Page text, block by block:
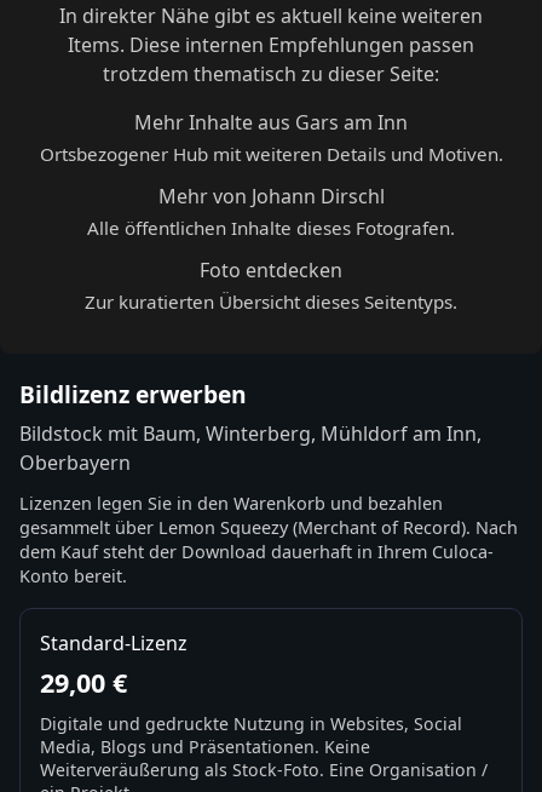
In direkter Nähe gibt es aktuell keine weiteren
Items. Diese internen Empfehlungen passen
trotzdem thematisch zu dieser Seite:
Mehr Inhalte aus Gars am Inn
Ortsbezogener Hub mit weiteren Details und Motiven.
Mehr von Johann Dirschl
Alle öffentlichen Inhalte dieses Fotografen.
Foto entdecken
Zur kuratierten Übersicht dieses Seitentyps.
Bildlizenz erwerben
Bildstock mit Baum, Winterberg, Mühldorf am Inn,
Oberbayern
Lizenzen legen Sie in den Warenkorb und bezahlen
gesammelt über Lemon Squeezy (Merchant of Record). Nach
dem Kauf steht der Download dauerhaft in Ihrem Culoca-
Konto bereit.
Standard-Lizenz
29,00 €
Digitale und gedruckte Nutzung in Websites, Social
Media, Blogs und Präsentationen. Keine
Weiterveräußerung als Stock-Foto. Eine Organisation /